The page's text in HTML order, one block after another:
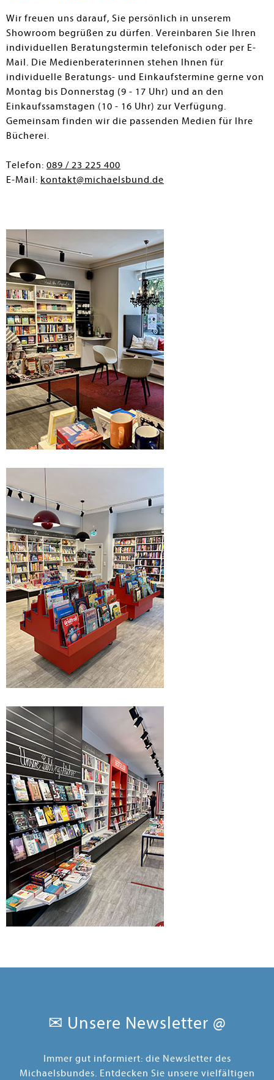
Wir freuen uns darauf, Sie persönlich in unserem
Showroom begrüßen zu dürfen. Vereinbaren Sie Ihren
individuellen Beratungstermin telefonisch oder per E-
Mail. Die Medienberaterinnen stehen Ihnen für
individuelle Beratungs- und Einkaufstermine gerne von
Montag bis Donnerstag (9 - 17 Uhr) und an den
Einkaufssamstagen (10 - 16 Uhr) zur Verfügung.
Gemeinsam finden wir die passenden Medien für Ihre
Bücherei.
Telefon: 089 / 23 225 400
E-Mail: kontakt@michaelsbund.de
✉ Unsere Newsletter @
Immer gut informiert: die Newsletter des
Michaelsbundes. Entdecken Sie unsere vielfältigen